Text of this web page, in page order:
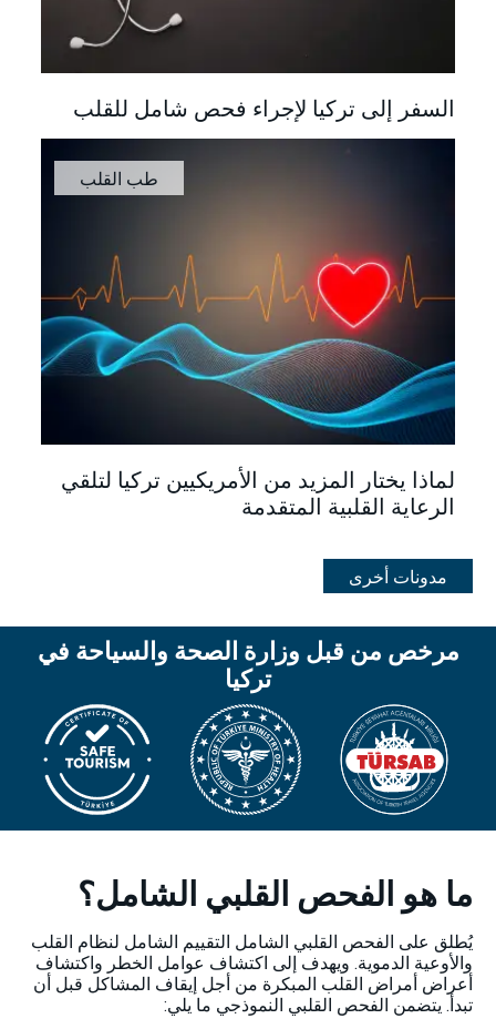
السفر إلى تركيا لإجراء فحص شامل للقلب
لماذا يختار المزيد من الأمريكيين تركيا لتلقي
الرعاية القلبية المتقدمة
طب القلب
مدونات أخرى
مرخص من قبل وزارة الصحة والسياحة في
تركيا
ما هو الفحص القلبي الشامل؟
يُطلق على الفحص القلبي الشامل التقييم الشامل لنظام القلب
والأوعية الدموية. ويهدف إلى اكتشاف عوامل الخطر واكتشاف
أعراض أمراض القلب المبكرة من أجل إيقاف المشاكل قبل أن
تبدأ. يتضمن الفحص القلبي النموذجي ما يلي: